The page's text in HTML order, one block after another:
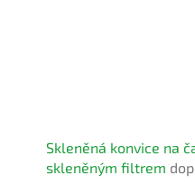
Skleněná konvice na
skleněným filtrem